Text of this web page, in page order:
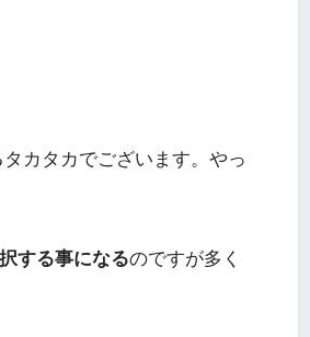
カタカでございます。やっ
する事になるのですが多く